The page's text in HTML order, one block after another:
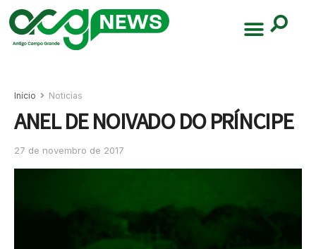
Início Noticias
ANEL DE NOIVADO DO PRÍNCIPE
27 de novembro de 2017